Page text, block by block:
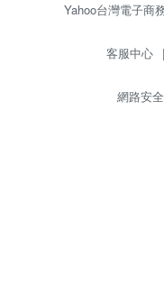
Yahoo台灣電子商
客服中心 |
網路安全